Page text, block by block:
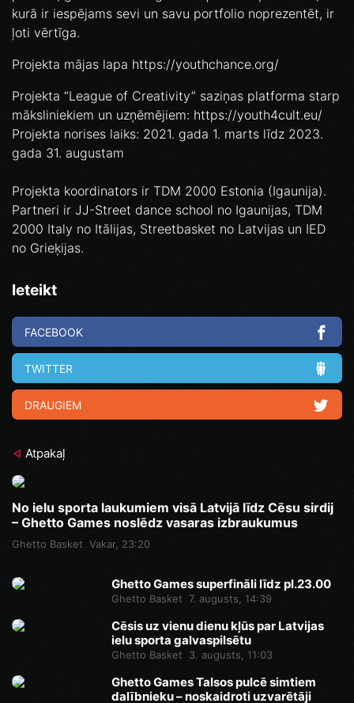
kurā ir iespējams sevi un savu portfolio noprezentēt, ir
ļoti vērtīga.
Projekta mājas lapa https://youthchance.org/
Projekta “League of Creativity” saziņas platforma starp
māksliniekiem un uzņēmējiem: https://youth4cult.eu/
Projekta norises laiks: 2021. gada 1. marts līdz 2023.
gada 31. augustam
Projekta koordinators ir TDM 2000 Estonia (Igaunija).
Partneri ir JJ-Street dance school no Igaunijas, TDM
2000 Italy no Itālijas, Streetbasket no Latvijas un IED
no Grieķijas.
Ieteikt
FACEBOOK
TWITTER
DRAUGIEM
Atpakaļ
No ielu sporta laukumiem visā Latvijā līdz Cēsu sirdij
– Ghetto Games noslēdz vasaras izbraukumus
Ghetto Basket Vakar, 23:20
Ghetto Games superfināli līdz pl.23.00
Ghetto Basket 7. augusts, 14:39
Cēsis uz vienu dienu kļūs par Latvijas
ielu sporta galvaspilsētu
Ghetto Basket 3. augusts, 11:03
Ghetto Games Talsos pulcē simtiem
dalībnieku – noskaidroti uzvarētāji